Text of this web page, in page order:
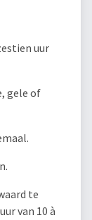
uur
gele of
te
van 10 à